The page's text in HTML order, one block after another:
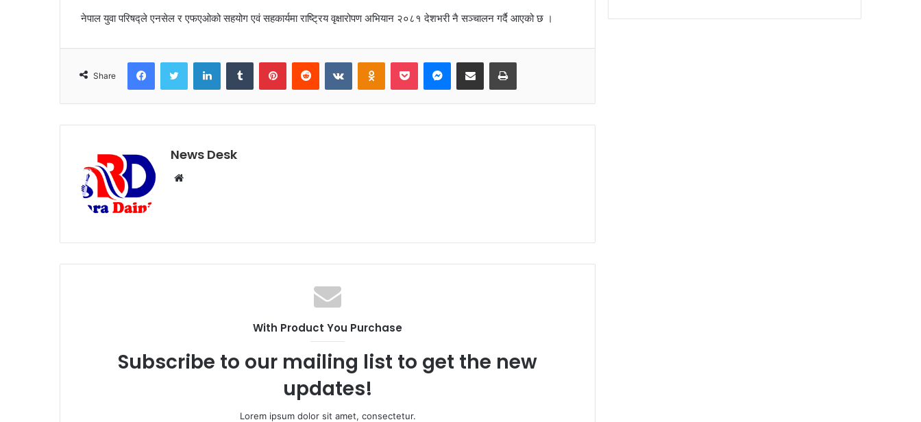
नेपाल युवा परिषद्ले एनसेल र एफएओको सहयोग एवं सहकार्यमा राष्ट्रिय वृक्षारोपण अभियान २०८१ देशभरी नै सञ्चालन गर्दै आएको छ ।
Share
News Desk
i
With Product You Purchase
Subscribe to our mailing list to get the new
updates!
Lorem ipsum dolor sit amet, consectetur.